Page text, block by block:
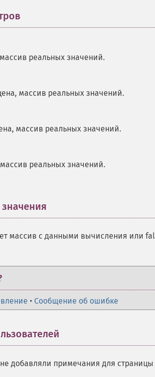
реальных значений.
массив реальных значений.
массив реальных значений.
реальных значений.
массив с данными вычисления или
• Сообщение об ошибке
добавляли примечания для страницы